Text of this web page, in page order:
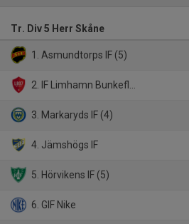
Tr. Div 5 Herr Skåne
1. Asmundtorps IF (5)
2. IF Limhamn Bunkeflo (3)
3. Markaryds IF (4)
4. Jämshögs IF
5. Hörvikens IF (5)
6. GIF Nike